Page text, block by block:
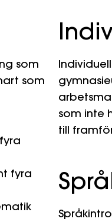
som
som
fyra
som inte
till